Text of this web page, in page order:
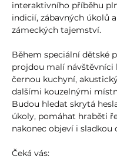
interaktivního příběhu
indicií, zábavných úkolů
zámeckých tajemství.
Během speciální dětské
projdou malí návštěvníci
černou kuchyní,
dalšími kouzelnými
Budou hledat skrytá
úkoly, pomáhat hraběti
nakonec objeví i sladkou
Čeká vás: